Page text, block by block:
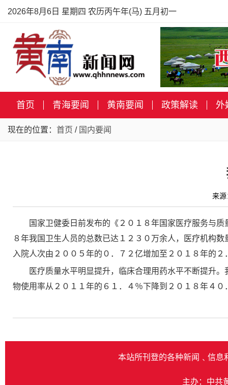
2026年8月6日 星期四 农历丙午年(马) 五月初一
首页 青海要闻 黄南要闻 政策解读 外
现在的位置： 首页 / 国内要闻
来
国家卫健委日前发布的《２０１８年国家医疗服务与
８年我国卫生人员的总数已达１２３０万余人，医疗机构
入院人次由２００５年的０．７２亿增加至２０１８年的２
医疗质量水平明显提升，临床合理用药水平不断提升
物使用率从２０１１年的６１．４％下降到２０１８年４０
本站所刊登的各种新闻﹑信息
主办：中共